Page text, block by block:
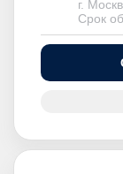
г.
Срок